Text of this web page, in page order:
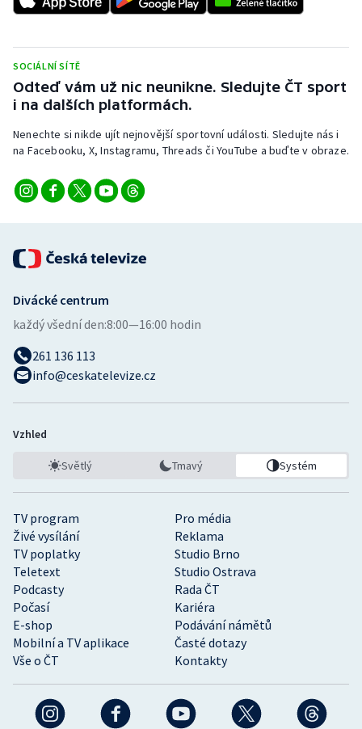
Stolní tenis
Veslování
Vodní slalom
SOCIÁLNÍ SÍTĚ
Odteď vám už nic neunikne. Sledujte ČT sport
i na dalších platformách.
Nenechte si nikde ujít nejnovější sportovní události. Sledujte nás i
na Facebooku, X, Instagramu, Threads či YouTube a buďte v obraze.
TV program
Pro média
Živé vysílání
Reklama
TV poplatky
Studio Brno
Teletext
Studio Ostrava
Podcasty
Rada ČT
Počasí
Kariéra
E-shop
Podávání námětů
Mobilní a TV aplikace
Časté dotazy
Vše o ČT
Kontakty
Divácké centrum
každý všední den:8:00—16:00 hodin
261 136 113
info@ceskatelevize.cz
Vzhled
Světlý Tmavý Systém